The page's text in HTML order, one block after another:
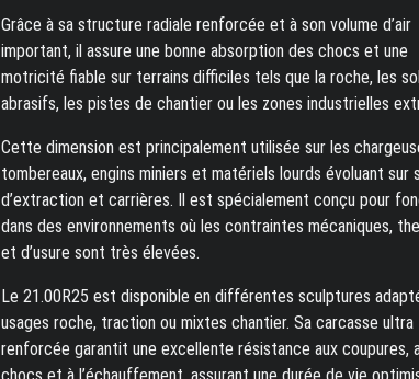
Grâce à sa structure radiale renforcée et à son volume d’air
important, il assure une bonne absorption des chocs et une
motricité fiable sur terrains difficiles tels que la roche, les
abrasifs, les pistes de chantier ou les zones industrielles
Cette dimension est principalement utilisée sur les
tombereaux, engins miniers et matériels lourds évoluant sur
d’extraction et carrières. Il est spécialement conçu pour
dans des environnements où les contraintes mécaniques,
et d’usure sont très élevées.
Le 21.00R25 est disponible en différentes sculptures
usages roche, traction ou mixtes chantier. Sa carcasse ultra
renforcée garantit une excellente résistance aux coupures,